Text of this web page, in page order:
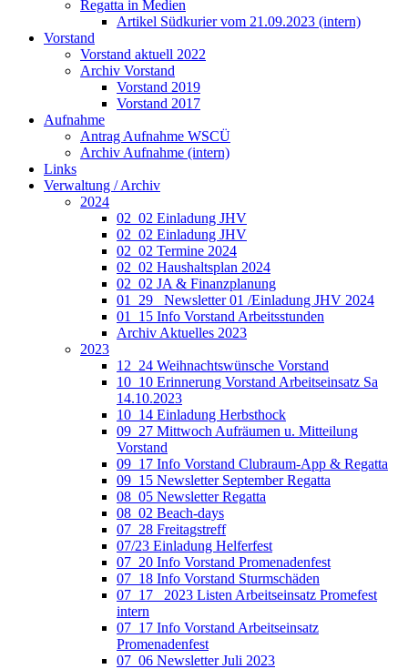
Regatta in Medien
Artikel Südkurier vom 21.09.2023 (intern)
Vorstand
Vorstand aktuell 2022
Archiv Vorstand
Vorstand 2019
Vorstand 2017
Aufnahme
Antrag Aufnahme WSCÜ
Archiv Aufnahme (intern)
Links
Verwaltung / Archiv
2024
02_02 Einladung JHV
02_02 Einladung JHV
02_02 Termine 2024
02_02 Haushaltsplan 2024
02_02 JA & Finanzplanung
01_29_ Newsletter 01 /Einladung JHV 2024
01_15 Info Vorstand Arbeitsstunden
Archiv Aktuelles 2023
2023
12_24 Weihnachtswünsche Vorstand
10_10 Erinnerung Vorstand Arbeitseinsatz Sa
14.10.2023
10_14 Einladung Herbsthock
09_27 Mittwoch Aufräumen u. Mitteilung
Vorstand
09_17 Info Vorstand Clubraum-App & Regatta
09_15 Newsletter September Regatta
08_05 Newsletter Regatta
08_02 Beach-days
07_28 Freitagstreff
07/23 Einladung Helferfest
07_20 Info Vorstand Promenadenfest
07_18 Info Vorstand Sturmschäden
07_17 _2023 Listen Arbeitseinsatz Promefest
intern
07_17 Info Vorstand Arbeitseinsatz
Promenadenfest
07_06 Newsletter Juli 2023